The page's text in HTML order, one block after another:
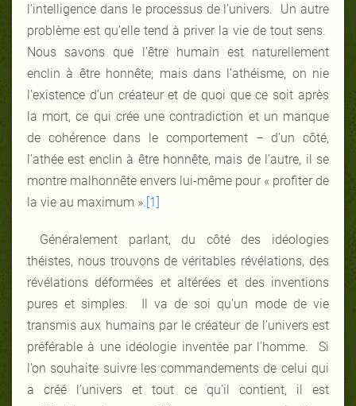
l’intelligence dans le processus de l’univers. Un autre
problème est qu’elle tend à priver la vie de tout sens.
Nous savons que l’être humain est naturellement
enclin à être honnête; mais dans l’athéisme, on nie
l’existence d’un créateur et de quoi que ce soit après
la mort, ce qui crée une contradiction et un manque
de cohérence dans le comportement – d’un côté,
l’athée est enclin à être honnête, mais de l’autre, il se
montre malhonnête envers lui-même pour « profiter de
la vie au maximum ». [1]
Généralement parlant, du côté des idéologies
théistes, nous trouvons de véritables révélations, des
révélations déformées et altérées et des inventions
pures et simples. Il va de soi qu’un mode de vie
transmis aux humains par le créateur de l’univers est
préférable à une idéologie inventée par l’homme. Si
l’on souhaite suivre les commandements de celui qui
a créé l’univers et tout ce qu’il contient, il est